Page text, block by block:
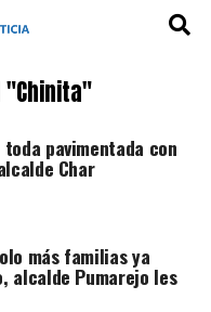
toda pavimentada con
Char
más familias ya
alcalde Pumarejo les